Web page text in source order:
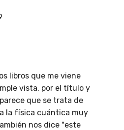
libros que me viene
vista, por el título y
que se trata de
la física cuántica muy
nos dice "este